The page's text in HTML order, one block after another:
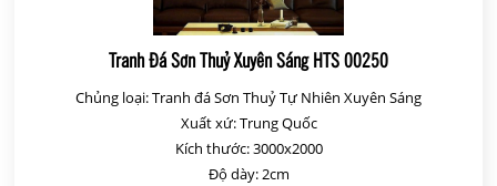
Tranh Đá Sơn Thuỷ Xuyên Sáng HTS 00250
Chủng loại: Tranh đá Sơn Thuỷ Tự Nhiên Xuyên Sáng
Xuất xứ: Trung Quốc
Kích thước: 3000x2000
Độ dày: 2cm